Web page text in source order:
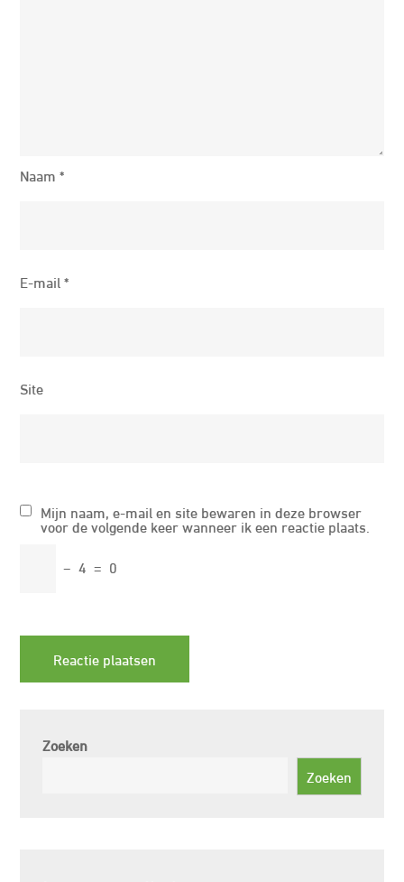
Naam*
E-mail*
Site
Mijn naam, e-mail en site bewaren in deze browser
voor de volgende keer wanneer ik een reactie plaats.
− 4 = 0
Zoeken
Zoeken